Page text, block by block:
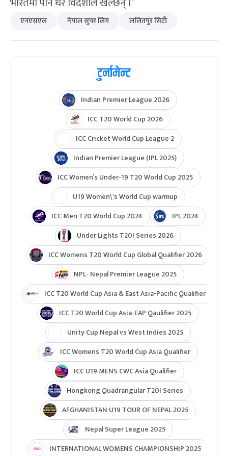
एनएसएल नेपाल सुपर लिग ललितपुर सिटी
टुर्नामेन्ट
Indian Premier League 2026
ICC T20 World Cup 2026
ICC Cricket World Cup League 2
Indian Premier League (IPL 2025)
ICC Women’s Under-19 T20 World Cup 2025
U19 Women\'s World Cup warmup
ICC Men T20 World Cup 2024
IPL 2024
Under Lights T20I Series 2026
ICC Womens T20 World Cup Global Qualifier 2026
NPL- Nepal Premier League 2025
ICC T20 World Cup Asia & East Asia-Pacific Qualifier
ICC T20 World Cup Asia-EAP Qaulifier 2025
Unity Cup Nepal vs West Indies 2025
ICC Womens T20 World Cup Asia Qualifier
ICC U19 MENS CWC Asia Qualifier
Hongkong Quadrangular T20I Series
AFGHANISTAN U19 TOUR OF NEPAL 2025
Nepal Super League 2025
INTERNATIONAL WOMENS CHAMPIONSHIP 2025